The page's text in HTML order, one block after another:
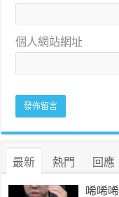
個人網站網址
最新 熱門 回應
唏唏